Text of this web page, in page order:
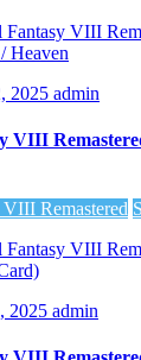
2025 admin
VIII
Remastered
2025 admin